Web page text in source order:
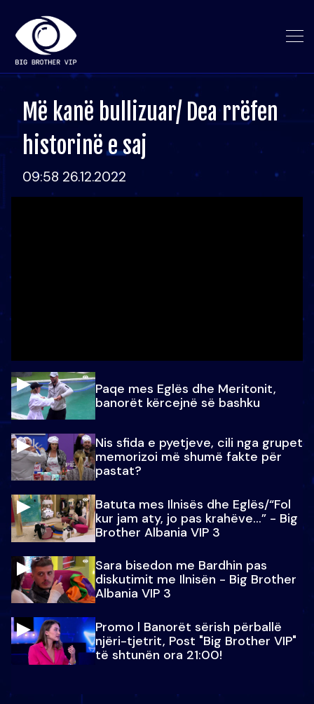
Më kanë bullizuar/ Dea rrëfen
historinë e saj
09:58 26.12.2022
Paqe mes Eglës dhe Meritonit,
banorët kërcejnë së bashku
Nis sfida e pyetjeve, cili nga grupet
memorizoi më shumë fakte për
pastat?
Batuta mes Ilnisës dhe Eglës/“Fol
kur jam aty, jo pas krahëve…” - Big
Brother Albania VIP 3
Sara bisedon me Bardhin pas
diskutimit me Ilnisën - Big Brother
Albania VIP 3
Promo l Banorët sërish përballë
njëri-tjetrit, Post "Big Brother VIP"
të shtunën ora 21:00!